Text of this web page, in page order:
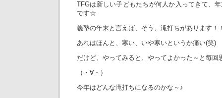
TFGは新しい子どもたちが何人か入ってきて、
です☆
義塾の年末と言えば、そう、滝打ちがあります！
あれはほんと、寒い、いや寒いというか痛い(笑)
だけど、やってみると、やってよかった～と毎回
（・∀・）
今年はどんな滝打ちになるのかな～♪